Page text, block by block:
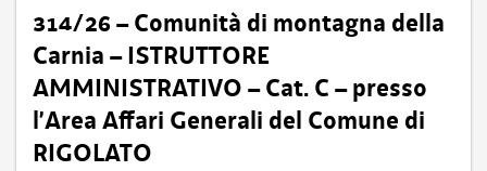
314/26 – Comunità di montagna della
Carnia – ISTRUTTORE
AMMINISTRATIVO – Cat. C – presso
l’Area Affari Generali del Comune di
RIGOLATO